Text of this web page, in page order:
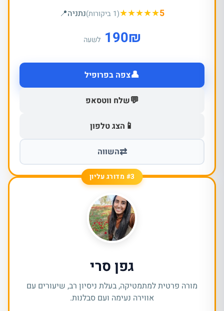
(1 ביקורות)★★★★★5 נתניה📍
₪
190 לשעה
👤צפה בפרופיל
💬שלח ווטסאפ
📱 הצג טלפון
⇄השווה
#3 מדורג עליון
גפן סרי
מורה פרטית למתמטיקה, בעלת ניסיון רב, שיעורים עם
אווירה נעימה ועם סבלנות.